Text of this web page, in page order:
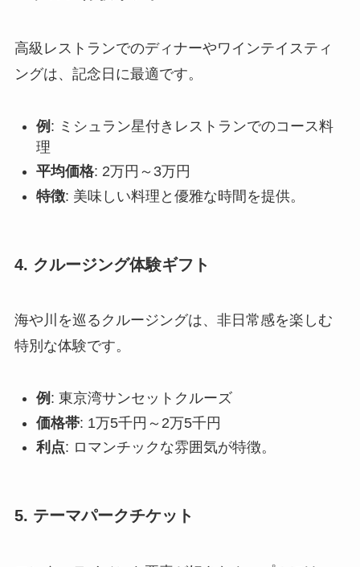
高級レストランでのディナーやワインテイスティ
ングは、記念日に最適です。
例 : ミシュラン星付きレストランでのコース料
理
平均価格: 2万円～3万円
特徴: 美味しい料理と優雅な時間を提供。
4. クルージング体験ギフト
海や川を巡るクルージングは、非日常感を楽しむ
特別な体験です。
例 : 東京湾サンセットクルーズ
価格帯: 1万5千円～2万5千円
利点: ロマンチックな雰囲気が特徴。
5. テーマパークチケット